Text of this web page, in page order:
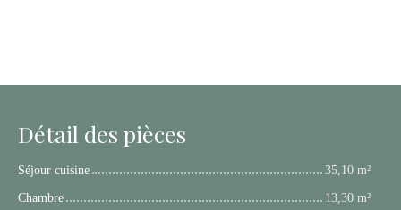
Détail des pièces
Séjour cuisine
35,10 m²
Chambre
13,30 m²